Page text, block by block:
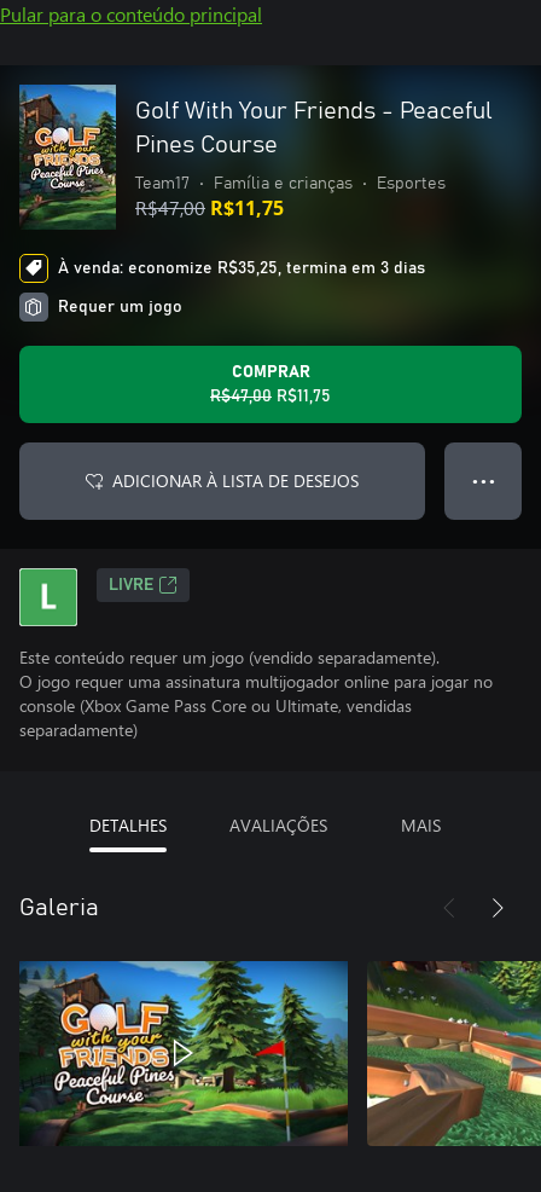
Pular para o conteúdo principal
Golf With Your Friends - Peaceful
Pines Course
Team17 • Família e crianças • Esportes
R$47,00 R$11,75
À venda: economize R$35,25, termina em 3 dias
Requer um jogo
COMPRAR
R$47,00 R$11,75
ADICIONAR À LISTA DE DESEJOS ● ● ●
LIVRE
Este conteúdo requer um jogo (vendido separadamente).
O jogo requer uma assinatura multijogador online para jogar no
console (Xbox Game Pass Core ou Ultimate, vendidas
separadamente)
DETALHES AVALIAÇÕES MAIS
Galeria